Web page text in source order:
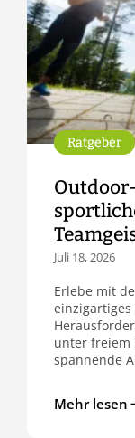
Ratgeber
Juli 18, 2026
Erlebe mit
einzigartiges
unter freiem
spannende
Mehr lesen